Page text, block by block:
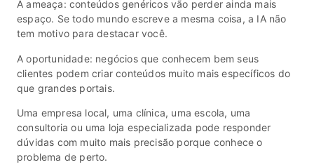
A ameaça: conteúdos genéricos vão perder ainda mais
espaço. Se todo mundo escreve a mesma coisa, a IA não
tem motivo para destacar você.
A oportunidade: negócios que conhecem bem seus
clientes podem criar conteúdos muito mais específicos do
que grandes portais.
Uma empresa local, uma clínica, uma escola, uma
consultoria ou uma loja especializada pode responder
dúvidas com muito mais precisão porque conhece o
problema de perto.